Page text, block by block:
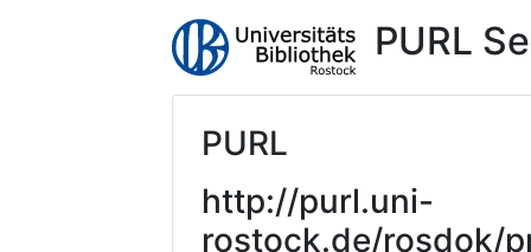
PURL
PURL
http://purl.uni-
rostock.de/rosdok/